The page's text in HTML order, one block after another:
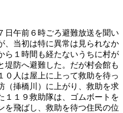
日午前６時ごろ避難放送を聞い
、当初は特に異常は見られなか
ら１時間も経たないうちに村が
堤防へ避難した。だが村会館も
０人は屋上に上って救助を待っ
（挿橋川）に上がり、救助を求
１１９救助隊は、ゴムボートを
を飛ばし、救助を待つ住民の位